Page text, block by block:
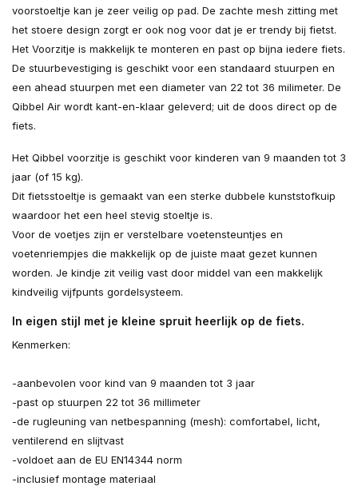
voorstoeltje kan je zeer veilig op pad. De zachte mesh zitting met
het stoere design zorgt er ook nog voor dat je er trendy bij fietst.
Het Voorzitje is makkelijk te monteren en past op bijna iedere fiets.
De stuurbevestiging is geschikt voor een standaard stuurpen en
een ahead stuurpen met een diameter van 22 tot 36 milimeter. De
Qibbel Air wordt kant-en-klaar geleverd; uit de doos direct op de
fiets.
Het Qibbel voorzitje is geschikt voor kinderen van 9 maanden tot 3
jaar (of 15 kg).
Dit fietsstoeltje is gemaakt van een sterke dubbele kunststofkuip
waardoor het een heel stevig stoeltje is.
Voor de voetjes zijn er verstelbare voetensteuntjes en
voetenriempjes die makkelijk op de juiste maat gezet kunnen
worden. Je kindje zit veilig vast door middel van een makkelijk
kindveilig vijfpunts gordelsysteem.
In eigen stijl met je kleine spruit heerlijk op de fiets.
Kenmerken:
-aanbevolen voor kind van 9 maanden tot 3 jaar
-past op stuurpen 22 tot 36 millimeter
-de rugleuning van netbespanning (mesh): comfortabel, licht,
ventilerend en slijtvast
-voldoet aan de EU EN14344 norm
-inclusief montage materiaal